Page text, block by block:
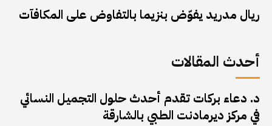
ريال مدريد يفوّض بنزيما بالتفاوض على المكافآت
أحدث المقالات
د. دعاء بركات تقدم أحدث حلول التجميل النسائي
في مركز ديرمادنت الطبي بالشارقة